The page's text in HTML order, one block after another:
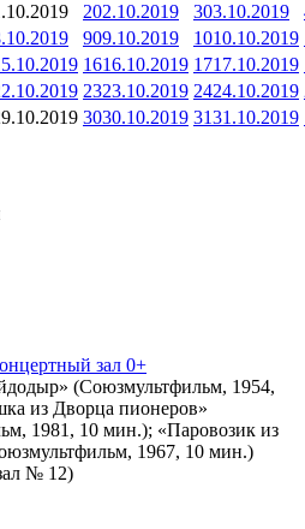
202.10.2019 303.10.2019
909.10.2019 1010.10.2019
1616.10.2019 1717.10.2019
2323.10.2019 2424.10.2019
3030.10.2019 3131.10.2019
зал 0+
(Союзмультфильм, 1954,
из Дворца пионеров»
1981, 10 мин.); «Паровозик из
1967, 10 мин.)
№ 12)